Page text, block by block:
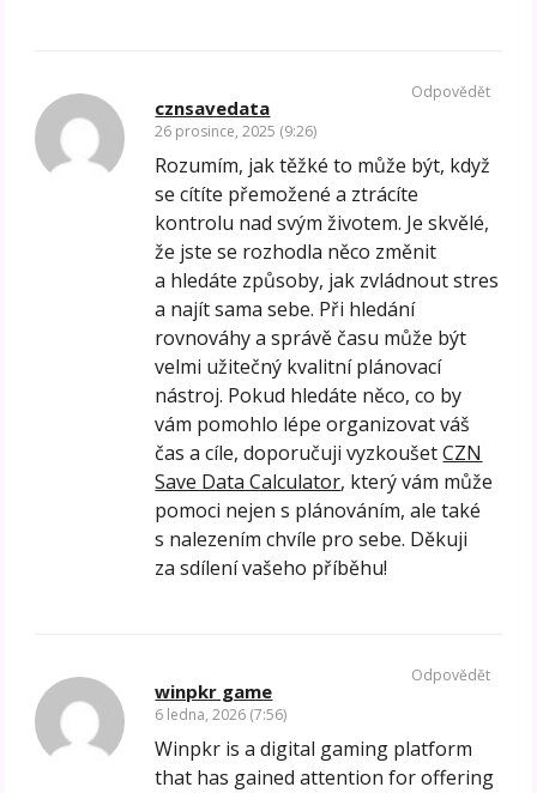
cznsavedata
26 prosince, 2025 (9:26)
Rozumím, jak těžké to může být, když
se cítíte přemožené a ztrácíte
kontrolu nad svým životem. Je skvělé,
že jste se rozhodla něco změnit
a hledáte způsoby, jak zvládnout stres
a najít sama sebe. Při hledání
rovnováhy a správě času může být
velmi užitečný kvalitní plánovací
nástroj. Pokud hledáte něco, co by
vám pomohlo lépe organizovat váš
čas a cíle, doporučuji vyzkoušetCZN
Save Data Calculator, který vám může
pomoci nejen s plánováním, ale také
s nalezením chvíle pro sebe. Děkuji
za sdílení vašeho příběhu!
Odpovědět
winpkr game
6 ledna, 2026 (7:56)
Winpkr is a digital gaming platform
that has gained attention for offering
Odpovědět